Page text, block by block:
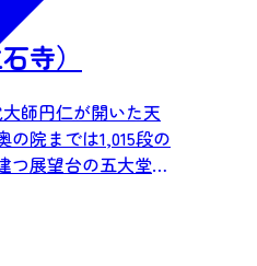
寺）
師円仁が開いた天
院までは1,015段の
つ展望台の五大堂か